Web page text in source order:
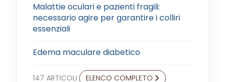
Malattie oculari e pazienti fragili:
necessario agire per garantire i colliri
essenziali
Edema maculare diabetico
147 ARTICOLI ELENCO COMPLETO